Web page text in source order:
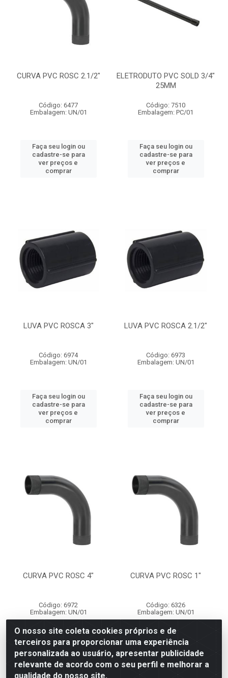
CURVA PVC ROSC 2.1/2"
Código: 6477
Embalagem: UN/01
Faça seu login ou
cadastre-se para
ver preços e
comprar
ELETRODUTO PVC SOLD 3/4"
25MM
Código: 7510
Embalagem: PC/01
Faça seu login ou
cadastre-se para
ver preços e
comprar
LUVA PVC ROSCA 3"
Código: 6974
Embalagem: UN/01
Faça seu login ou
cadastre-se para
ver preços e
comprar
LUVA PVC ROSCA 2.1/2"
Código: 6973
Embalagem: UN/01
Faça seu login ou
cadastre-se para
ver preços e
comprar
CURVA PVC ROSC 4"
Código: 6972
Embalagem: UN/01
Faça seu login ou
cadastre-se para
ver preços e
comprar
CURVA PVC ROSC 1"
Código: 6326
Embalagem: UN/01
Faça seu login ou
cadastre-se para
ver preços e
O nosso site coleta cookies próprios e de
terceiros para proporcionar uma experiência
personalizada ao usuário, apresentar publicidade
relevante de acordo com o seu perfil e melhorar a
qualidade do nosso site.